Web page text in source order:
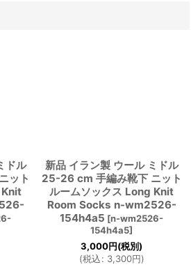
ドル
ット
Knit
新品 イラン製 ウール ミドル
25-26 cm 手編み靴下 ニット
ルームソックス Long Knit
Room Socks n-wm2526-
154h4a5 [n-wm2526-
154h4a5]
3,000円(税別)
(税込: 3,300円)